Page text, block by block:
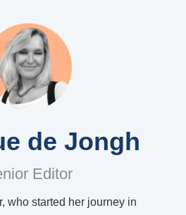
de Jongh
Editor
who started her journey in